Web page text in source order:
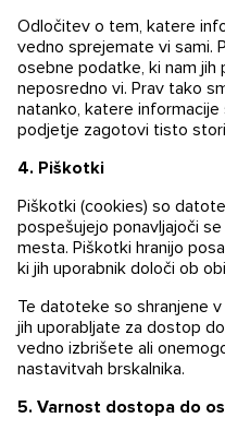
Odločitev o tem, katere
vedno sprejemate vi sami.
osebne podatke, ki nam
neposredno vi. Prav tako
natanko, katere
podjetje zagotovi tisto
4. Piškotki
Piškotki (сookies) so
pospešujejo ponavljajoči
mesta. Piškotki hranijo
ki jih uporabnik določi ob
Te datoteke so shranjene v
jih uporabljate za dostop
vedno izbrišete ali
nastavitvah brskalnika.
5. Varnost dostopa do